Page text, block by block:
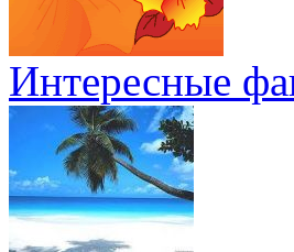
Интересные